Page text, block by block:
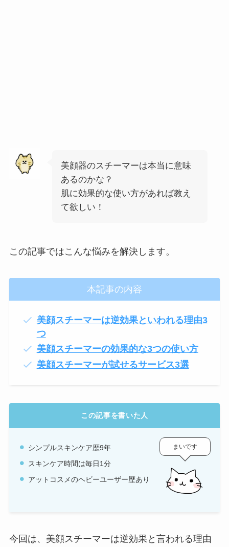
美顔器のスチーマーは本当に意味
あるのかな？
肌に効果的な使い方があれば教え
て欲しい！
この記事ではこんな悩みを解決します。
本記事の内容
美顔スチーマーは逆効果といわれる理由3
つ
美顔スチーマーの効果的な3つの使い方
美顔スチーマーが試せるサービス3選
この記事を書いた人
シンプルスキンケア歴9年
スキンケア時間は毎日1分
アットコスメのヘビーユーザー歴あり
まいです
今回は、美顔スチーマーは逆効果と言われる理由